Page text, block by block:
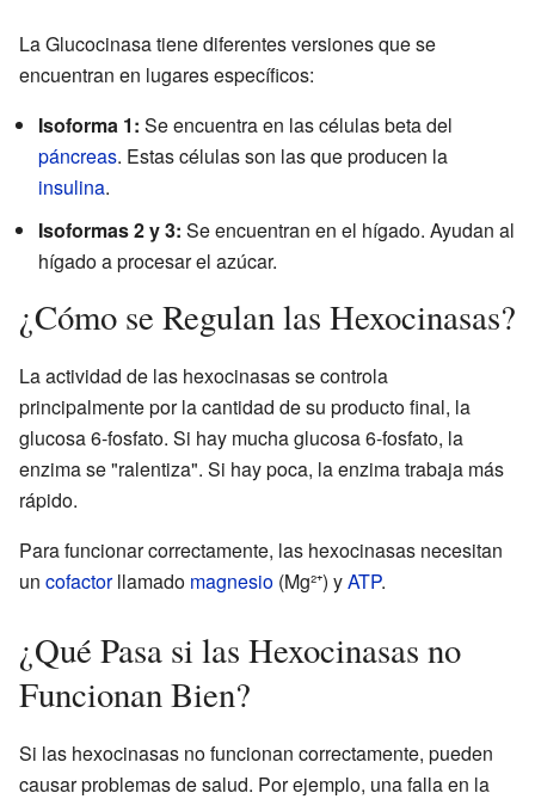
La Glucocinasa tiene diferentes versiones que se
encuentran en lugares específicos:
Isoforma 1: Se encuentra en las células beta del
páncreas. Estas células son las que producen la
insulina.
Isoformas 2 y 3: Se encuentran en el hígado. Ayudan al
hígado a procesar el azúcar.
¿Cómo se Regulan las Hexocinasas?
La actividad de las hexocinasas se controla
principalmente por la cantidad de su producto final, la
glucosa 6-fosfato. Si hay mucha glucosa 6-fosfato, la
enzima se "ralentiza". Si hay poca, la enzima trabaja más
rápido.
Para funcionar correctamente, las hexocinasas necesitan
un cofactorllamado magnesio (Mg²⁺) yATP.
¿Qué Pasa si las Hexocinasas no
Funcionan Bien?
Si las hexocinasas no funcionan correctamente, pueden
causar problemas de salud. Por ejemplo, una falla en la